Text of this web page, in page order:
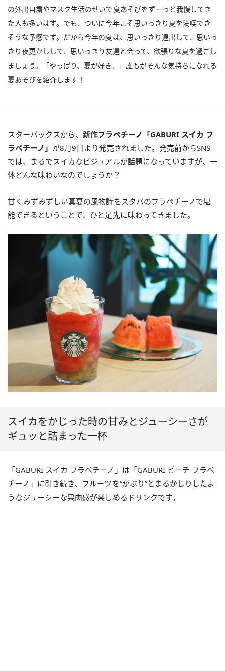
の外出自粛やマスク生活のせいで夏あそびをずーっと我慢してき
た人も多いはず。でも、ついに今年こそ思いっきり夏を満喫でき
そうな予感です。だから今年の夏は、思いっきり遠出して、思いっ
きり夜更かしして、思いっきり友達と会って、欲張りな夏を過ごし
ましょう。「やっぱり、夏が好き。」誰もがそんな気持ちになれる
夏あそびを紹介します！
スターバックスから、 新作フラペチーノ「GABURI スイカ フ
ラペチーノ」 が8月9日より発売されました。発売前からSNS
では、まるでスイカなビジュアルが話題になっていますが、一
体どんな味わいなのでしょうか？
甘くみずみずしい真夏の風物詩をスタバのフラペチーノで堪
能できるということで、ひと足先に味わってきました。
スイカをかじった時の甘みとジューシーさが
ギュッと詰まった一杯
「GABURI スイカ フラペチーノ」は「GABURI ピーチ フラペ
チーノ」に引き続き、フルーツを“がぶり”とまるかじりしたよ
うなジューシーな果肉感が楽しめるドリンクです。